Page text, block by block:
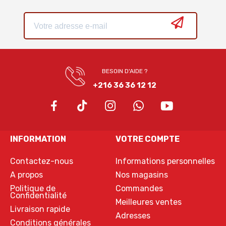
BESOIN D'AIDE ?
+216 36 36 12 12
INFORMATION
Contactez-nous
A propos
Politique de
Confidentialité
Livraison rapide
Conditions générales
VOTRE COMPTE
Informations personnelles
Nos magasins
Commandes
Meilleures ventes
Adresses